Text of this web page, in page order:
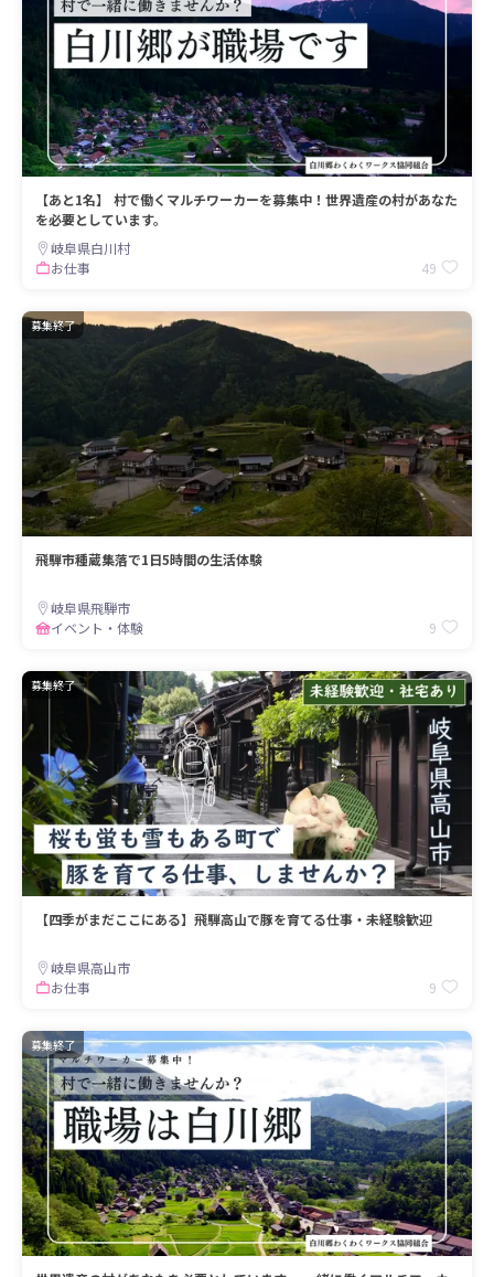
【あと1名】 村で働くマルチワーカーを募集中！世界遺産の村があなた
を必要としています。
岐阜県白川村
お仕事
49
募集終了
飛騨市種蔵集落で1日5時間の生活体験
岐阜県飛騨市
イベント・体験
9
募集終了
【四季がまだここにある】飛騨高山で豚を育てる仕事・未経験歓迎
岐阜県高山市
お仕事
9
募集終了